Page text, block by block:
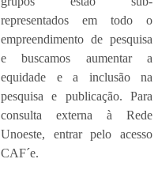
representados em todo o
empreendimento de pesquisa
e buscamos aumentar a
equidade e a inclusão na
pesquisa e publicação. Para
consulta externa à Rede
Unoeste, entrar pelo acesso
CAF´e.